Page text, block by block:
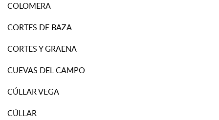
COLOMERA
CORTES DE BAZA
CORTES Y GRAENA
CUEVAS DEL CAMPO
CÚLLAR VEGA
CÚLLAR